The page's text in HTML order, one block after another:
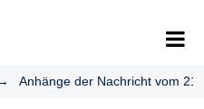
Anhänge der Nachricht vom